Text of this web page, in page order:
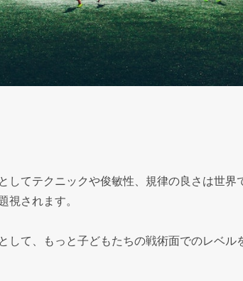
してテクニックや俊敏性、規律の良さは世界
視されます。
して、もっと子どもたちの戦術面でのレベル